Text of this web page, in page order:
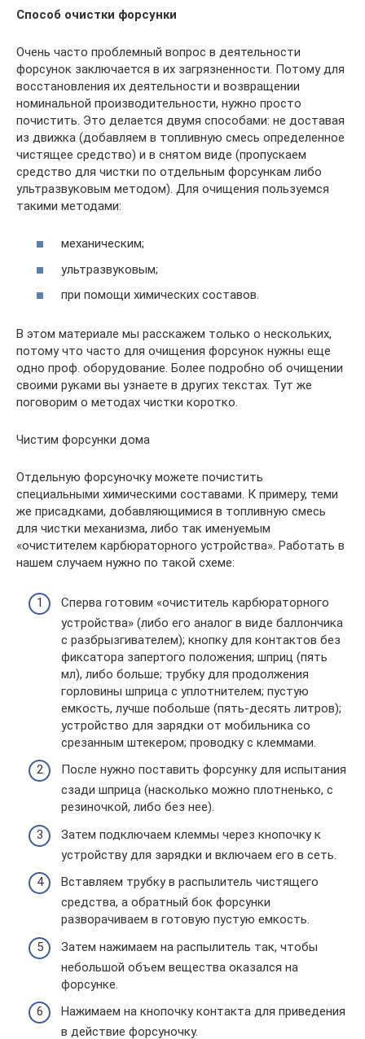
Способ очистки форсунки
Очень часто проблемный вопрос в деятельности
форсунок заключается в их загрязненности. Потому для
восстановления их деятельности и возвращении
номинальной производительности, нужно просто
почистить. Это делается двумя способами: не доставая
из движка (добавляем в топливную смесь определенное
чистящее средство) и в снятом виде (пропускаем
средство для чистки по отдельным форсункам либо
ультразвуковым методом). Для очищения пользуемся
такими методами:
механическим;
ультразвуковым;
при помощи химических составов.
В этом материале мы расскажем только о нескольких,
потому что часто для очищения форсунок нужны еще
одно проф. оборудование. Более подробно об очищении
своими руками вы узнаете в других текстах. Тут же
поговорим о методах чистки коротко.
Чистим форсунки дома
Отдельную форсуночку можете почистить
специальными химическими составами. К примеру, теми
же присадками, добавляющимися в топливную смесь
для чистки механизма, либо так именуемым
«очистителем карбюраторного устройства». Работать в
нашем случаем нужно по такой схеме:
Сперва готовим «очиститель карбюраторного
устройства» (либо его аналог в виде баллончика
с разбрызгивателем); кнопку для контактов без
фиксатора запертого положения; шприц (пять
мл), либо больше; трубку для продолжения
горловины шприца с уплотнителем; пустую
емкость, лучше побольше (пять-десять литров);
устройство для зарядки от мобильника со
срезанным штекером; проводку с клеммами.
После нужно поставить форсунку для испытания
сзади шприца (насколько можно плотненько, с
резиночкой, либо без нее).
Затем подключаем клеммы через кнопочку к
устройству для зарядки и включаем его в сеть.
Вставляем трубку в распылитель чистящего
средства, а обратный бок форсунки
разворачиваем в готовую пустую емкость.
Затем нажимаем на распылитель так, чтобы
небольшой объем вещества оказался на
форсунке.
Нажимаем на кнопочку контакта для приведения
в действие форсуночку.